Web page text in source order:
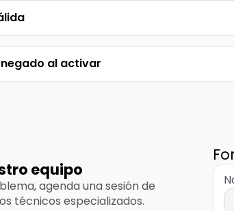
al activar
equipo
agenda una sesión de
técnicos especializados.